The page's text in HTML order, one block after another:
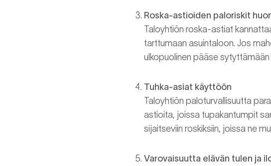
Roska-astioiden paloriskit
Taloyhtiön roska-astiat
tarttumaan asuintaloon. Jos
ulkopuolinen pääse
Tuhka-asiat käyttöön
Taloyhtiön paloturvallisuutta
astioita, joissa tupakantumpit
sijaitseviin roskiksiin, joissa ne
Varovaisuutta elävän tulen ja